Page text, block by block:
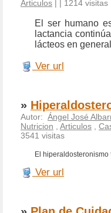
Articulos | | 1214 visitas
El ser humano
lactancia
lácteos en
Ver url
»
Autor: Ángel José
Nutricion
Articulos
3541 visitas
El
Ver url